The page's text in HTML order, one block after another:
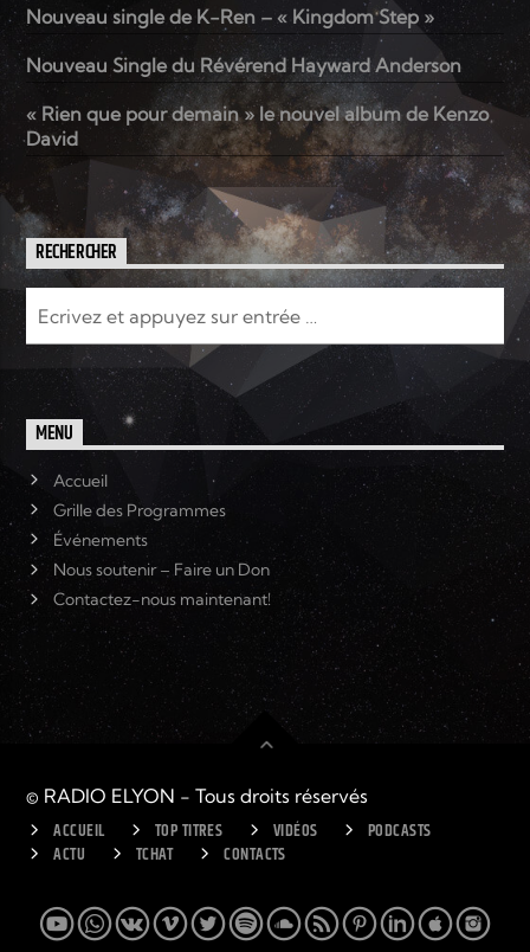
Nouveau single de K-Ren – « Kingdom Step »
Nouveau Single du Révérend Hayward Anderson
« Rien que pour demain » le nouvel album de Kenzo
David
RECHERCHER
MENU
Accueil
Grille des Programmes
Événements
Nous soutenir – Faire un Don
Contactez-nous maintenant!
© RADIO ELYON - Tous droits réservés
ACCUEIL TOP TITRES VIDÉOS
PODCASTS
ACTU
TCHAT CONTACTS